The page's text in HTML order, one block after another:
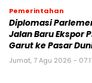
Pemerintahan
Diplomasi
Jalan Baru Ekspor
Garut ke Pasar
Jumat, 7 Agu 2026 -